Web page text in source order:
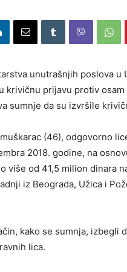
unutrašnjih poslova u
krivičnu prijavu protiv
sumnje da su izvršile
(46), odgovorno
2018. godine, na
više od 41,5 milion dinara
iz Beograda, Užica i
kako se sumnja, izbegli
lica.